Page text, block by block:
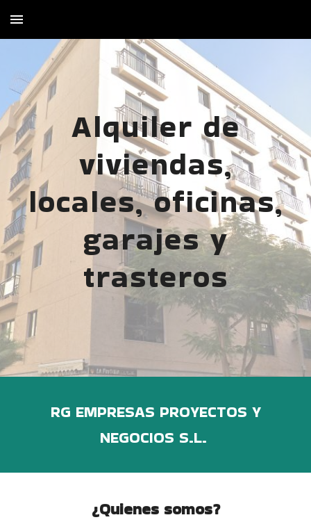
Skip to main content
Alquiler de
viviendas,
locales, oficinas,
garajes y
trasteros
RG EMPRESAS PROYECTOS Y
NEGOCIOS S.L.
¿Quienes somos?